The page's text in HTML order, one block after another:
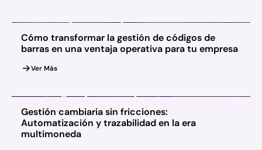
Cómo transformar la gestión de códigos de
barras en una ventaja operativa para tu empresa
Ver Más
Gestión cambiaria sin fricciones:
Automatización y trazabilidad en la era
multimoneda